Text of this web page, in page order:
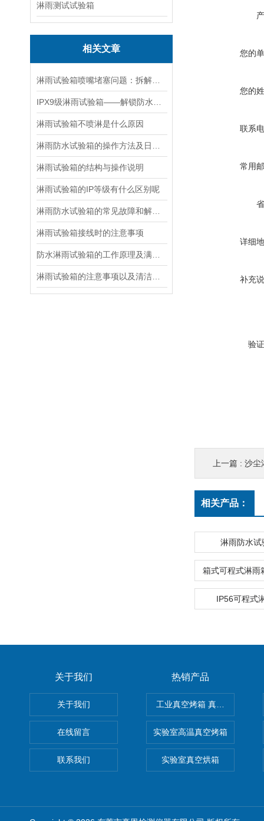
淋雨测试试验箱
相关文章
淋雨试验箱不喷淋是什么原因
淋雨试验箱的结构与操作说明
淋雨试验箱的IP等级有什么区别呢
淋雨试验箱接线时的注意事项
您的
您的
联系
常用
详细
补充
验
上一篇 : 沙尘
相关产品：
淋雨防水试
箱式可程式淋雨
IP56可程式
关于我们
关于我们
在线留言
联系我们
热销产品
工业真空烤箱 真空烘箱
实验室高温真空烤箱
实验室真空烘箱